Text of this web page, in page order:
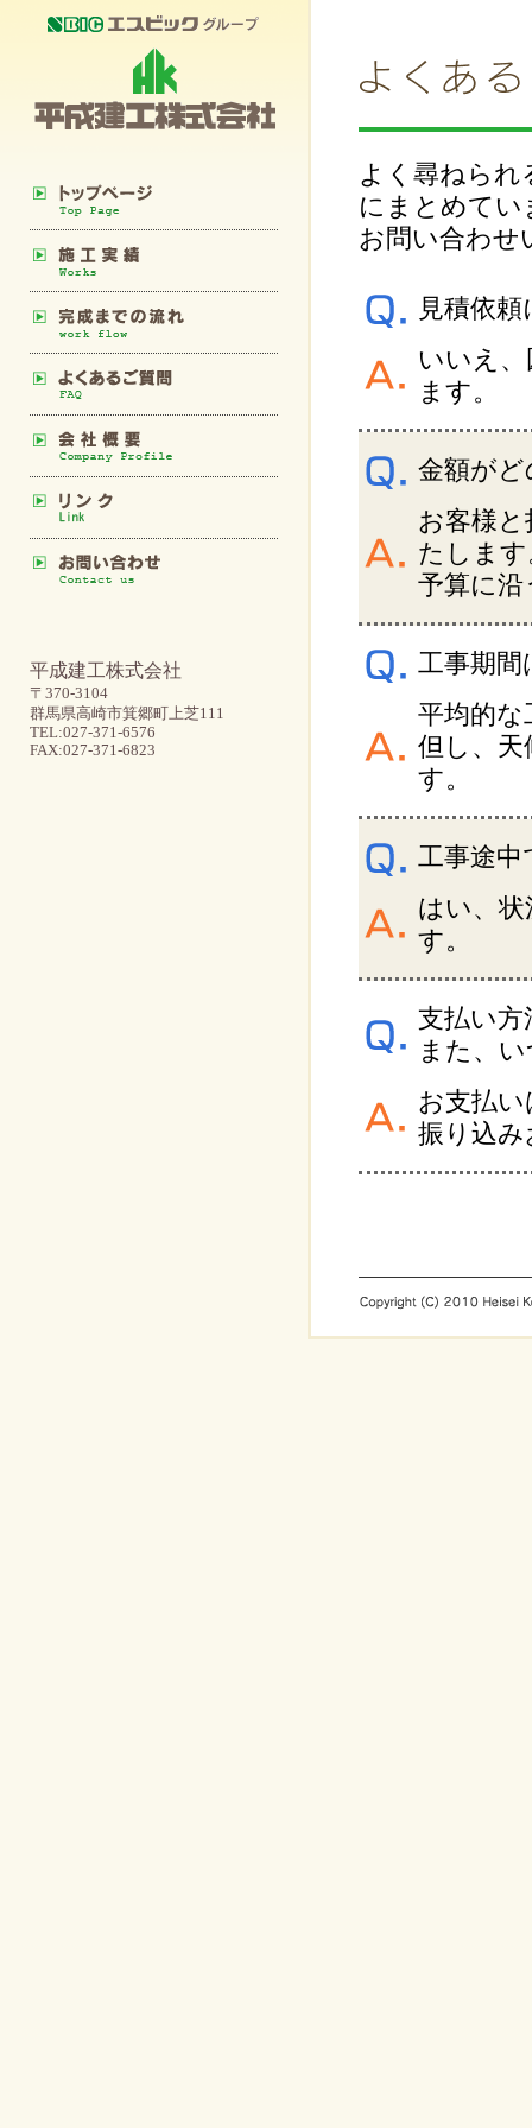
平成建工株式会社
〒370-3104
群馬県高崎市箕郷町上芝111
TEL:027-371-6576
FAX:027-371-6823
よく尋ねら
にまとめてい
お問い合わせ
見積依
いいえ
ます。
金額が
お客様
たします
予算に
工事期
平均的な
但し、
す。
工事途中
はい、
す。
支払い
また、
お支払
振り込